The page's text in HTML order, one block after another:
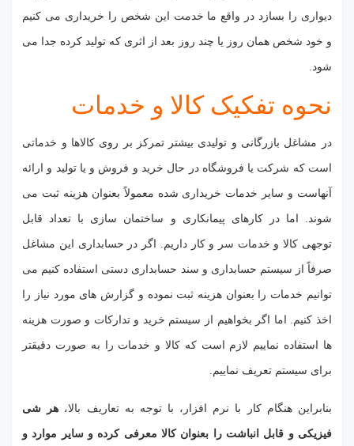
دیواری را بسازد در واقع ما خدمت این شخص را خریداری می کنیم
و خود شخص همان روز یا چند روز بعد از اثری که تولید کرده جدا می
شود.
نحوه تفکیک کالا و خدمات
در مشاغل بازرگانی و تولیدی بیشتر تمرکز بر روی کالاها و خدماتی
است که شرکت یا فروشگاه در حال خرید و فروش و یا تولید و ارائه
آنهاست و سایر خدمات خریداری شده معمولاً بعنوان هزینه ثبت می
شوند. اما در کارهای پیمانکاری و ساختمان سازی با تعداد قابل
توجهی کالا و خدمات سر و کار داریم. اگر در حسابداری این مشاغل
صرفاً از سیستم حسابداری و سند حسابداری دستی استفاده کنیم می
توانیم خدمات را بعنوان هزینه ثبت نموده و گزارش های مورد نیاز را
اخذ کنیم. اما اگر بخواهیم از سیستم خرید و تدارکات و صورت هزینه
ها استفاده نماییم لازم است که کالا و خدمات را به صورت دقیقتر
برای سیستم تعریف نماییم.
بنابراین هنگام کار با نرم افزار، با توجه به تعاریف بالا، هر شی
فیزیکی و قابل انباشت را بعنوان کالا معرفی کرده و سایر موارد و